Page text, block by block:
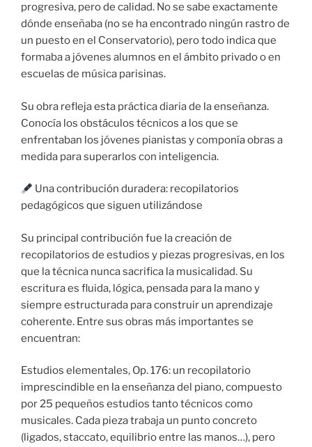
progresiva, pero de calidad. No se sabe exactamente
dónde enseñaba (no se ha encontrado ningún rastro de
un puesto en el Conservatorio), pero todo indica que
formaba a jóvenes alumnos en el ámbito privado o en
escuelas de música parisinas.
Su obra refleja esta práctica diaria de la enseñanza.
Conocía los obstáculos técnicos a los que se
enfrentaban los jóvenes pianistas y componía obras a
medida para superarlos con inteligencia.
Una contribución duradera: recopilatorios
pedagógicos que siguen utilizándose
Su principal contribución fue la creación de
recopilatorios de estudios y piezas progresivas, en los
que la técnica nunca sacrifica la musicalidad. Su
escritura es fluida, lógica, pensada para la mano y
siempre estructurada para construir un aprendizaje
coherente. Entre sus obras más importantes se
encuentran:
Estudios elementales, Op. 176: un recopilatorio
imprescindible en la enseñanza del piano, compuesto
por 25 pequeños estudios tanto técnicos como
musicales. Cada pieza trabaja un punto concreto
(ligados, staccato, equilibrio entre las manos…), pero